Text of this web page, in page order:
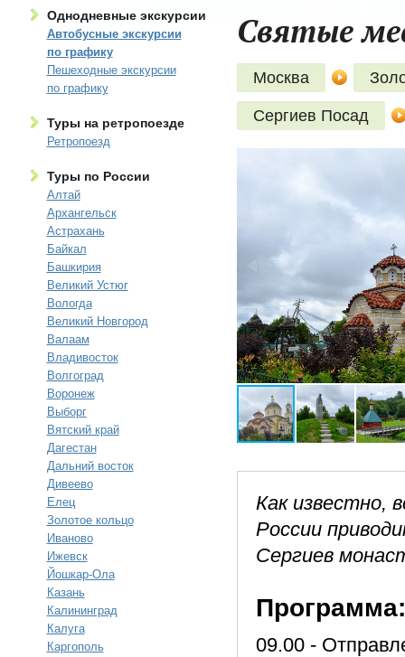
Однодневные экскурсии
Автобусные экскурсии
по графику
Пешеходные экскурсии
по графику
Туры на ретропоезде
Ретропоезд
Туры по России
Алтай
Архангельск
Астрахань
Байкал
Башкирия
Великий Устюг
Вологда
Великий Новгород
Валаам
Владивосток
Волгоград
Воронеж
Выборг
Вятский край
Дагестан
Дальний восток
Дивеево
Елец
Золотое кольцо
Иваново
Ижевск
Йошкар-Ола
Казань
Калининград
Калуга
Каргополь
Святые
Москва
Сергиев Посад
Как известно,
России
Сергиев
Программа:
09.00 -